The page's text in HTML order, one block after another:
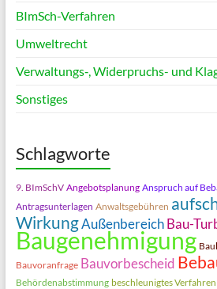
BImSch-Verfahren
Umweltrecht
Verwaltungs‑, Widerpruchs- und
Sonstiges
Schlagworte
9. BImSchV Angebotsplanung Anspruch auf
Antragsunterlagen Anwaltsgebühren
WirkungAußenbereich Bau-
Baugenehmigung
Bauvoranfrage Bauvorbescheid
Behördenabstimmung beschleunigtes Verfahren